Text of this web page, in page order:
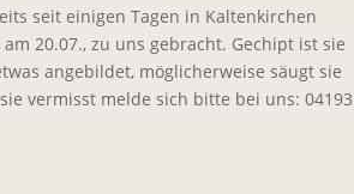
seit einigen Tagen in Kaltenkirchen
20.07., zu uns gebracht. Gechipt ist sie
angebildet, möglicherweise säugt sie
vermisst melde sich bitte bei uns: 04193